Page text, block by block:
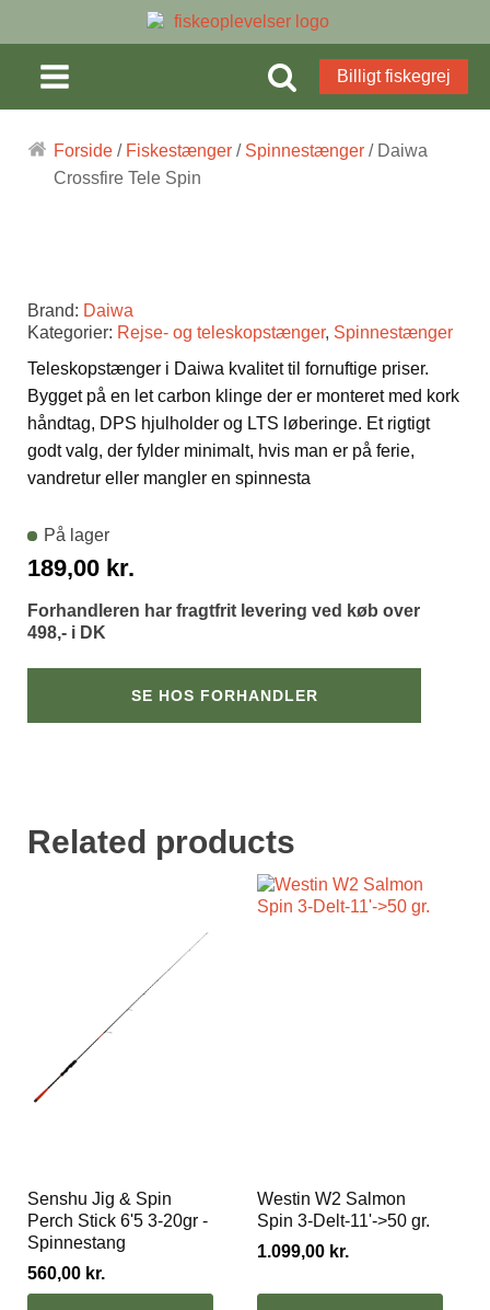
Billigt fiskegrej
Forside / Fiskestænger / Spinnestænger / Daiwa
Crossfire Tele Spin
Brand: Daiwa
Kategorier: Rejse- og teleskopstænger, Spinnestænger
Teleskopstænger i Daiwa kvalitet til fornuftige priser.
Bygget på en let carbon klinge der er monteret med kork
håndtag, DPS hjulholder og LTS løberinge. Et rigtigt
godt valg, der fylder minimalt, hvis man er på ferie,
vandretur eller mangler en spinnesta
189,00 kr.
På lager
Forhandleren har fragtfrit levering ved køb over
498,- i DK
SE HOS FORHANDLER
Related products
Senshu Jig & Spin
Perch Stick 6'5 3-20gr -
Spinnestang
560,00 kr.
Westin W2 Salmon
Spin 3-Delt-11'->50 gr.
1.099,00 kr.